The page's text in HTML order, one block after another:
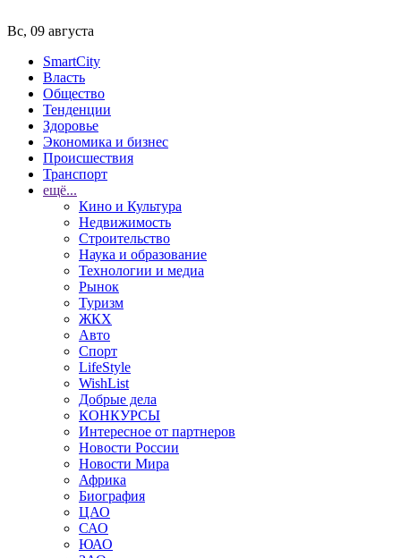
Вс, 09 августа
SmartCity
Власть
Общество
Тенденции
Здоровье
Экономика и бизнес
Происшествия
Транспорт
ещё...
Кино и Культура
Недвижимость
Строительство
Наука и образование
Технологии и медиа
Рынок
Туризм
ЖКХ
Авто
Спорт
LifeStyle
WishList
Добрые дела
КОНКУРСЫ
Интересное от партнеров
Новости России
Новости Мира
Африка
Биография
ЦАО
САО
ЮАО